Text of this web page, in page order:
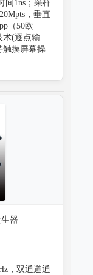
间1ns；采样
，垂直
（50欧
术(逐点输
触摸屏幕操
器
，双通道通